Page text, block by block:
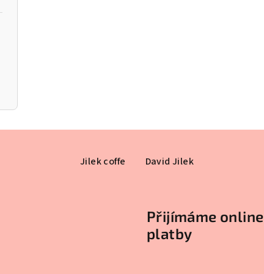
Jilek coffe David Jilek
Přijímáme online
platby